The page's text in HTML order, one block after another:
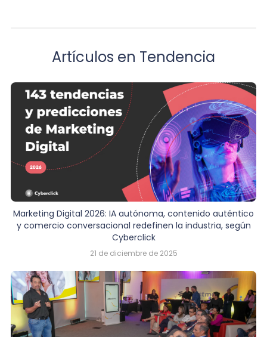
Artículos en Tendencia
Marketing Digital 2026: IA autónoma, contenido auténtico
y comercio conversacional redefinen la industria, según
Cyberclick
21 de diciembre de 2025